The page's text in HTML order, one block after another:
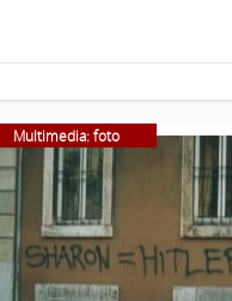
Multimedia: foto